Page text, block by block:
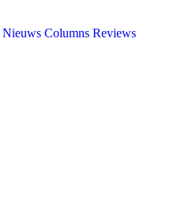
Nieuws Columns Reviews